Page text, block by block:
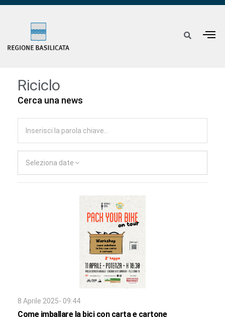
Riciclo
Cerca una news
Seleziona date
8 Aprile 2025- 09:44
Come imballare la bici con carta e cartone